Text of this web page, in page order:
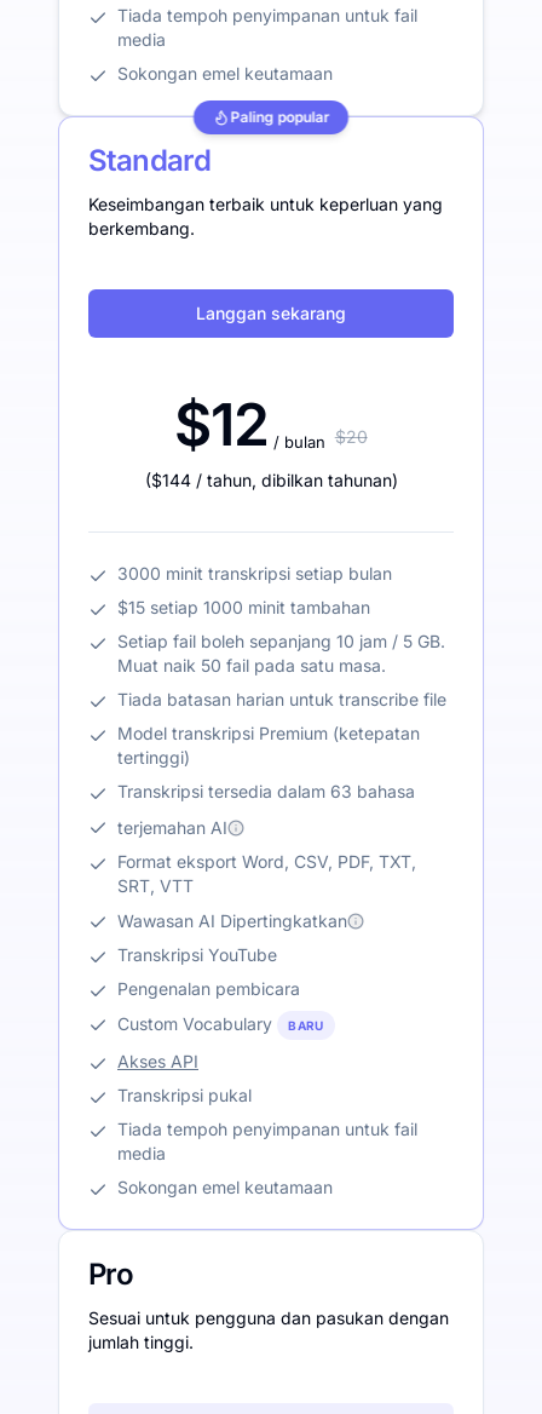
Tiada tempoh penyimpanan untuk fail
media
Sokongan emel keutamaan
Paling popular
Standard
Keseimbangan terbaik untuk keperluan yang
berkembang.
Langgan sekarang
$12 / bulan $20
($144 / tahun, dibilkan tahunan)
3000 minit transkripsi setiap bulan
$15 setiap 1000 minit tambahan
Setiap fail boleh sepanjang 10 jam / 5 GB.
Muat naik 50 fail pada satu masa.
Tiada batasan harian untuk transcribe file
Model transkripsi Premium (ketepatan
tertinggi)
Transkripsi tersedia dalam 63 bahasa
terjemahan AI
Format eksport Word, CSV, PDF, TXT,
SRT, VTT
Wawasan AI Dipertingkatkan
Transkripsi YouTube
Pengenalan pembicara
Custom Vocabulary
BARU
Akses API
Transkripsi pukal
Tiada tempoh penyimpanan untuk fail
media
Sokongan emel keutamaan
Pro
Sesuai untuk pengguna dan pasukan dengan
jumlah tinggi.